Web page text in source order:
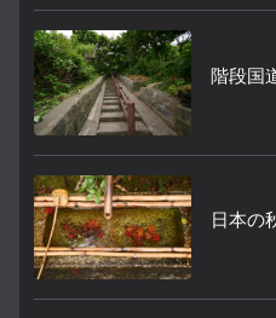
階段国
日本の